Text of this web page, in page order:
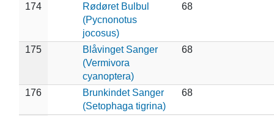
174
Rødøret Bulbul
(Pycnonotus
jocosus)
68
175
Blåvinget Sanger
(Vermivora
cyanoptera)
68
176
Brunkindet Sanger
(Setophaga tigrina)
68